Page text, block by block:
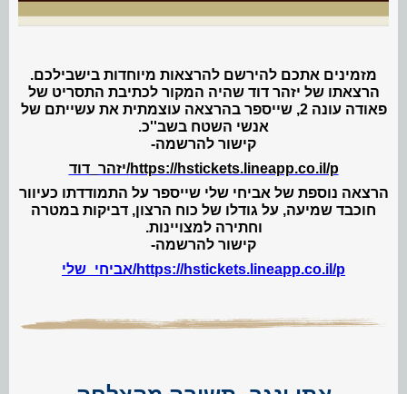
מזמינים אתכם להירשם להרצאות מיוחדות בישבילכם.
הרצאתו של יזהר דוד שהיה המקור לכתיבת התסריט של
פאודה עונה 2, שייספר בהרצאה עוצמתית את עשייתם של
אנשי השטח בשב''כ.
קישור להרשמה-
https://hstickets.lineapp.co.il/p/יזהר_דוד
הרצאה נוספת של אביחי שלי שייספר על התמודדתו כעיוור
חוכבד שמיעה, על גודלו של כוח הרצון, דביקות במטרה
וחתירה למצויינות.
קישור להרשמה-
https://hstickets.lineapp.co.il/p/אביחי_שלי